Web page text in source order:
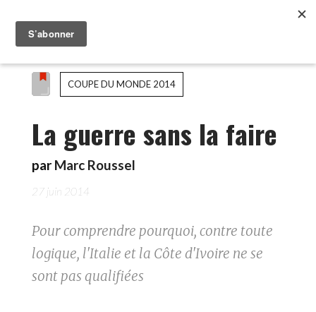
COUPE DU MONDE 2014
La guerre sans la faire
par Marc Roussel
27 juin 2014
Pour comprendre pourquoi, contre toute
logique, l'Italie et la Côte d'Ivoire ne se
sont pas qualifiées